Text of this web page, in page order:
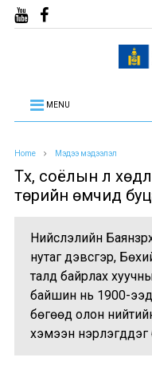
MENU
Home Мэдээ мэдээлэл
Түүх, соёлын үл
төрийн өмчид
Нийслэлийн
нутаг дэвсгэр,
талд байрлах
байшин нь 1900-
бөгөөд олон
хэмээн нэрлэгддэг